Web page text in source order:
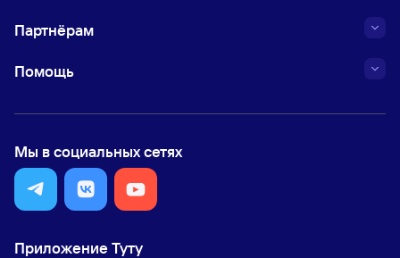
Партнёрам
Помощь
Мы в социальных сетях
Приложение Туту